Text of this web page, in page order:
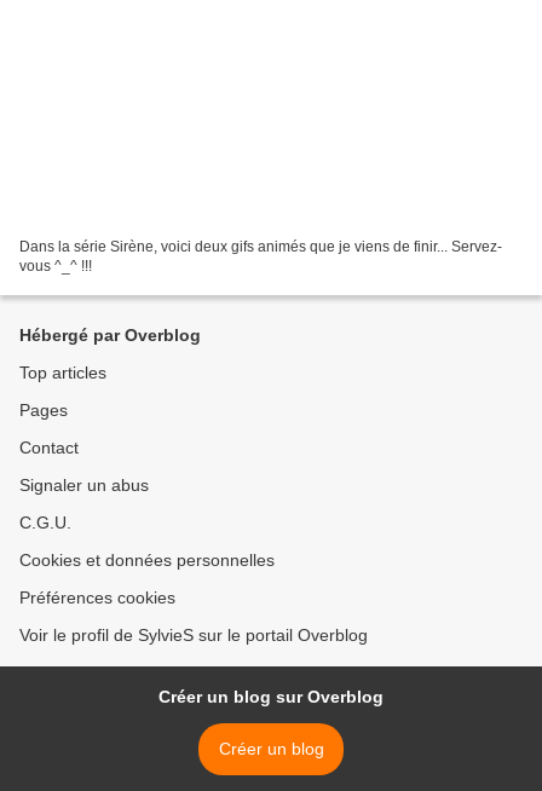
Dans la série Sirène, voici deux gifs animés que je viens de finir... Servez-
vous ^_^ !!!
Hébergé par Overblog
Top articles
Pages
Contact
Signaler un abus
C.G.U.
Cookies et données personnelles
Préférences cookies
Voir le profil de SylvieS sur le portail Overblog
Créer un blog sur Overblog
Créer un blog